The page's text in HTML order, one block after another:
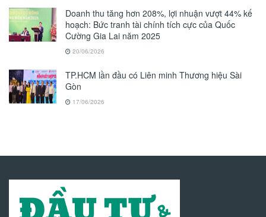
Doanh thu tăng hơn 208%, lợi nhuận vượt 44% kế
hoạch: Bức tranh tài chính tích cực của Quốc
Cường Gia Lai năm 2025
20/06/2026
TP.HCM lần đầu có Liên minh Thương hiệu Sài
Gòn
17/06/2026